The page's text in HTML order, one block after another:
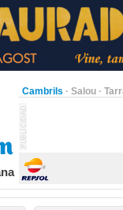
Cambrils · Salou ·